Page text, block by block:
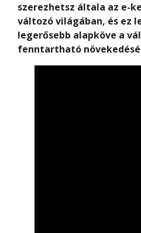
szerezhetsz általa az e-
változó világában, és ez
legerősebb alapköve a
fenntartható